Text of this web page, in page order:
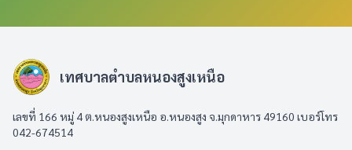
เทศบาลตำบลหนองสูงเหนือ
เลขที่ 166 หมู่ 4 ต.หนองสูงเหนือ อ.หนองสูง จ.มุกดาหาร 49160 เบอร์โทร
042-674514